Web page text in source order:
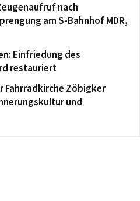
nach
am S-Bahnhof MDR,
Einfriedung des
restauriert
Fahrradkirche Zöbigker
und